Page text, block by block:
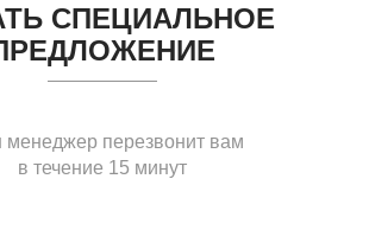
СПЕЦИАЛЬНОЕ
перезвонит вам
в течение 15 минут